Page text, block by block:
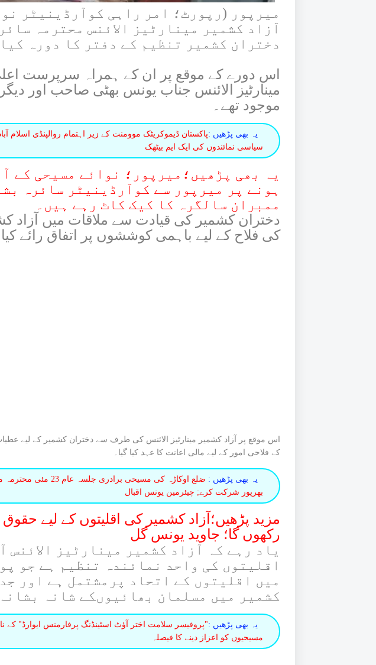
میرپور (رپورٹ؛ امر راہی کوآرڈینیٹر
آزاد کشمیر مینارٹیز الائنس محترمہ
دختران کشمیر تنظیم کے دفتر کا دورہ کیا
اس دورے کے موقع پر ان کے ہمراہ سرپرست
مینارٹیز الائنس جناب یونس بھٹی صاحب اور
موجود تھے۔
یہ بھی پڑھیں :پاکستان ڈیموکریٹک موومنت کے زیر اہتمام روالپنڈی اسلام
سیاسی نمائندوں کی ایک ایم بیٹھک
یہ بھی پڑھیں؛میرپور؛ نوائے مسیحی کے
ہونے پر میرپور سے کوآرڈینیٹر سائرہ
ممبران سالگرہ کا کیک کاٹ رہے ہیں۔
دختران کشمیر کی قیادت سے ملاقات میں آزاد
کی فلاح کے لیے باہمی کوششوں پر اتفاق رائے کیا
اس موقع پر آزاد کشمیر مینارٹیز الائنس کی طرف سے دختران کشمیر کے لیے عطیات
کے فلاحی امور کے لیے مالی اعانت کا عہد کیا گیا۔
یہ بھی پڑھیں :
ضلع اوکاڑہ کی مسیحی برادری
بھرپور شرکت کرے; چیئرمین یونس اقبال
مزید پڑھیں؛آزاد کشمیر کی اقلیتوں کے لیے
رکھوں گا؛ جاوید یونس گل
یاد رہے کہ آزاد کشمیر مینارٹیز الائنس
اقلیتوں کی واحد نمائندہ تنظیم ہے جو
میں اقلیتوں کے اتحاد پرمشتمل ہے اور
کشمیر میں مسلمان بھائیوںکے شانہ
یہ بھی پڑھیں :"پروفیسر سلامت اختر آؤٹ اسٹینڈنگ پرفارمنس ایوارڈ" کے
مسیحیوں کو اعزاز دینے کا فیصلہ